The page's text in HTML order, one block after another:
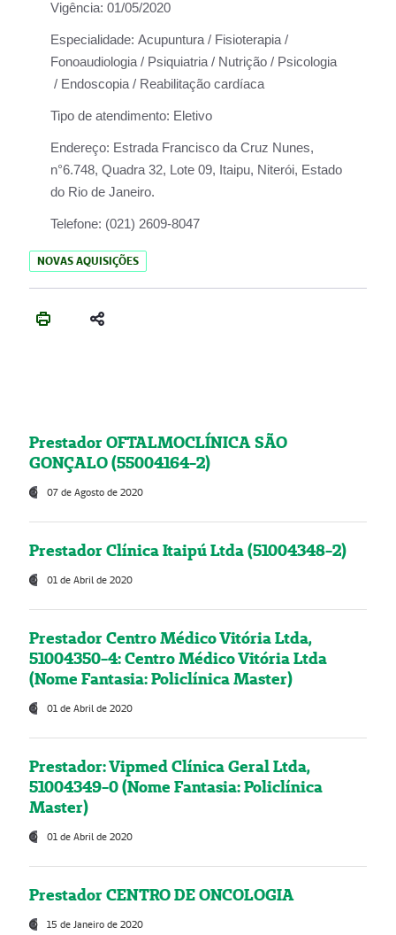
Vigência: 01/05/2020
Especialidade: Acupuntura / Fisioterapia /
Fonoaudiologia / Psiquiatria / Nutrição / Psicologia
/ Endoscopia / Reabilitação cardíaca
Tipo de atendimento: Eletivo
Endereço: Estrada Francisco da Cruz Nunes,
n°6.748, Quadra 32, Lote 09, Itaipu, Niterói, Estado
do Rio de Janeiro.
Telefone: (021) 2609-8047
NOVAS AQUISIÇÕES
Prestador OFTALMOCLÍNICA SÃO
GONÇALO (55004164-2)
07 de Agosto de 2020
Prestador Clínica Itaipú Ltda (51004348-2)
01 de Abril de 2020
Prestador Centro Médico Vitória Ltda,
51004350-4: Centro Médico Vitória Ltda
(Nome Fantasia: Policlínica Master)
01 de Abril de 2020
Prestador: Vipmed Clínica Geral Ltda,
51004349-0 (Nome Fantasia: Policlínica
Master)
01 de Abril de 2020
Prestador CENTRO DE ONCOLOGIA
15 de Janeiro de 2020